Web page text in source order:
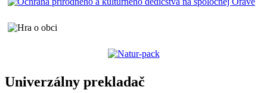
Univerzálny prekladač